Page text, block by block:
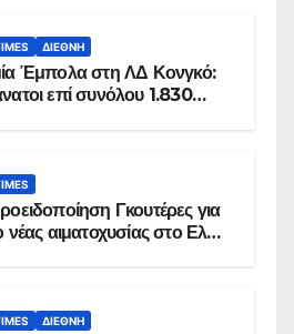
ΔΙΕΘΝΉ
Έμπολα στη ΛΔ Κονγκό:
επί συνόλου 1.830
Γκουτέρες για
νέας αιματοχυσίας στο Ελ
ΔΙΕΘΝΉ